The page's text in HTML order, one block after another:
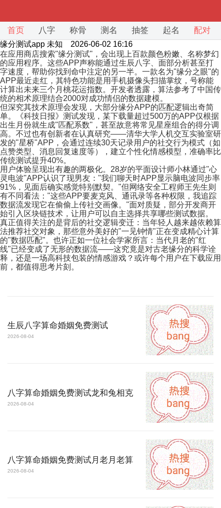
首页 八字 称骨 测名 抽签 起名 配对
缘分测试app 未知 2026-06-02 16:16
在应用商店搜索"缘分测试"，会出现上百款颜色粉嫩、名称梦幻
的应用程序。这些APP声称能通过生辰八字、面部分析甚至打
字速度，帮助你找到命中注定的另一半。一款名为"缘分之眼"的
APP最近走红，其特色功能是用手机摄像头扫描掌纹，号称能
计算出未来三个月桃花运指数。开发者透露，算法参考了中国传
统的相术原理结合2000对成功情侣的数据建模。
但深究其技术原理会发现，大部分缘分APP的匹配逻辑出奇简
单。《科技日报》测试发现，某下载量超过500万的APP仅根据
出生月份就生成"匹配系数"，甚至故意将常见星座组合的得分调
高。不过也有创新者在认真研究——清华大学人机交互实验室研
发的"星桥"APP，会通过连续30天记录用户的社交行为模式（如
点赞类型、消息回复速度等），建立个性化情感模型，准确率比
传统测试提升40%。
用户体验呈现出有趣的两极化。28岁的平面设计师小林通过"心
灵电波"APP认识了现男友："我们聊天时APP显示脑电波同步率
91%，见面后确实感觉特别默契。"但网络安全工程师王先生则
有不同看法："这些APP要麦克风、通讯录等各种权限，我追踪
数据流发现它在偷偷上传社交画像。"面对质疑，部分开发商开
始引入区块链技术，让用户可以自主选择共享哪些测试数据。
真正值得关注的是背后的社交逻辑变迁：当年轻人越来越依赖算
法推荐社交对象，那些意外美好的"一见钟情"正在变成精心计算
的"数据匹配"。也许正如一位社会学家所言：当代月老的"红
线"已经变成了无形的数据流——这究竟是对古老缘分的科学诠
释，还是一场高科技包装的情感游戏？或许每个用户在下载应用
前，都值得思考片刻。
生辰八字算命婚姻免费测试
2026-08-04
八字算命婚姻免费测试龙和兔相克
2026-08-04
八字算命婚姻免费测试月老月老算
2026-08-04